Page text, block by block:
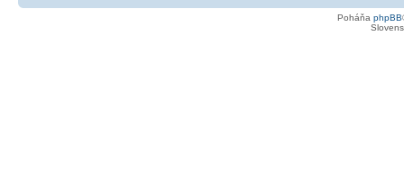
Poháňa phpBB